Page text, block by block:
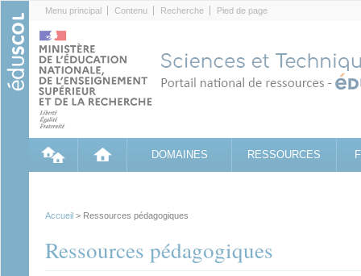
Menu principal Contenu Recherche Pied de page
DOMAINES RESSOURCES
Accueil > Ressources pédagogiques
Ressources pédagogiques